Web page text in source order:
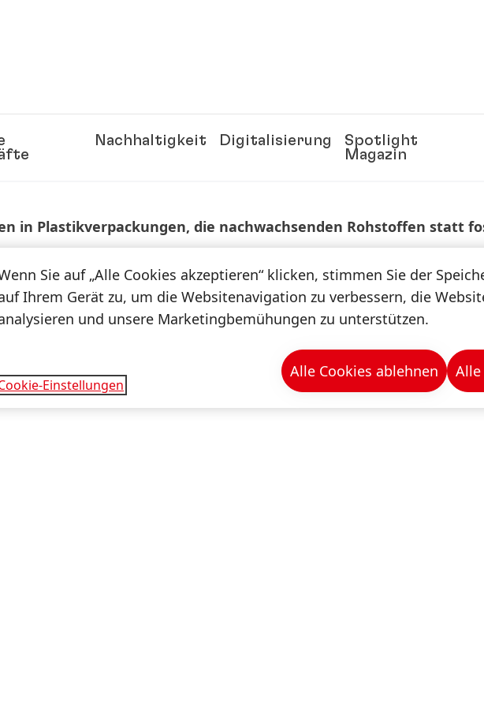
Nachhaltigkeit Digitalisierung
Spotlight
Magazin
in Plastikverpackungen, die nachwachsenden Rohstoffen statt
IN
ROHSTOFFEN
Sie auf „Alle Cookies akzeptieren“ klicken, stimmen Sie der
Ihrem Gerät zu, um die Websitenavigation zu verbessern, die
und unsere Marketingbemühungen zu unterstützen.
Einstellungen
Alle Cookies ablehnen Alle